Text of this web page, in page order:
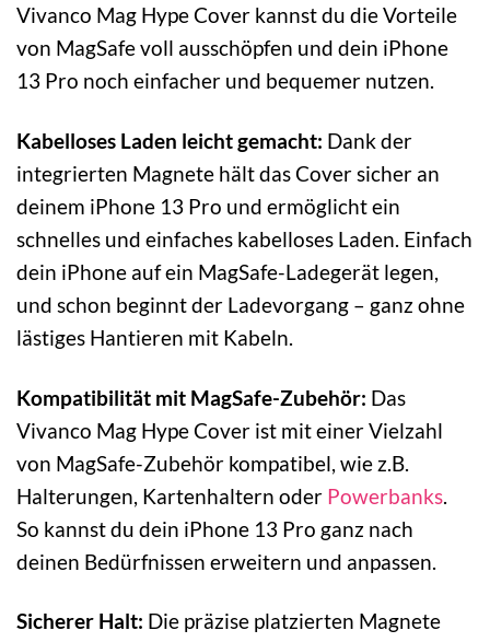
Vivanco Mag Hype Cover kannst du die Vorteile
von MagSafe voll ausschöpfen und dein iPhone
13 Pro noch einfacher und bequemer nutzen.
Kabelloses Laden leicht gemacht: Dank der
integrierten Magnete hält das Cover sicher an
deinem iPhone 13 Pro und ermöglicht ein
schnelles und einfaches kabelloses Laden. Einfach
dein iPhone auf ein MagSafe-Ladegerät legen,
und schon beginnt der Ladevorgang – ganz ohne
lästiges Hantieren mit Kabeln.
Kompatibilität mit MagSafe-Zubehör: Das
Vivanco Mag Hype Cover ist mit einer Vielzahl
von MagSafe-Zubehör kompatibel, wie z.B.
Halterungen, Kartenhaltern oder Powerbanks
So kannst du dein iPhone 13 Pro ganz nach
deinen Bedürfnissen erweitern und anpassen.
Sicherer Halt: Die präzise platzierten Magnete